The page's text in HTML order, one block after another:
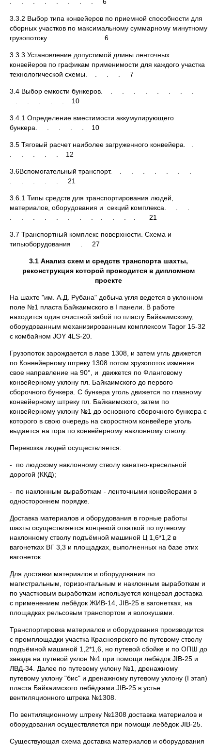
3.3.2 Выбор типа конвейеров по приемной способности для
сборных участков по максимальному суммарному минутному
грузопотоку. . . . . 6
3.3.3 Установление допустимой длины ленточных
конвейеров по графикам применимости для каждого участка
технологической схемы. . . . 7
3.4 Выбор емкости бункеров. . . . . . . . .
. . . . . 10
3.4.1 Определение вместимости аккумулирующего
бункера. . . . . 10
3.5 Тяговый расчет наиболее загруженного конвейера. .
. . . . . 12
3.6Вспомогательный транспорт. . . . . . . .
. . . . . 21
3.6.1 Типы средств для транспортирования людей,
материалов, оборудования и секций комплекса. . .
. . . . . . . . . . . . 21
3.7 Транспортный комплекс поверхности. Схема и
типыоборудования . 27
3.1 Анализ схем и средств транспорта шахты,
реконструкция которой проводится в дипломном
проекте
На шахте "им. А.Д. Рубана" добыча угля ведется в уклонном
поле №1 пласта Байкаимского в I панели. В работе
находится один очистной забой по пласту Байкаимскому,
оборудованным механизированным комплексом Tagor 15-32
с комбайном JOY 4LS-20.
Грузопоток зарождается в лаве 1308, и затем угль движется
по Конвейерному штреку 1308 потом зрузопоток изменяя
свое направление на 90°, и движется по Фланговому
конвейерному уклону пл. Байкаимского до первого
сборочного бункера. С бункера уголь движется по главному
конвейерному штреку пл. Байкаимского, затем по
конвейерному уклону №1 до основного сборочного бункера с
которого в свою очередь на скоростном конвейере уголь
выдается на гора по конвейерному наклонному стволу.
Перевозка людей осуществляется:
- по людскому наклонному стволу канатно-кресельной
дорогой (ККД);
- по наклонным выработкам - ленточными конвейерами в
одностороннем порядке.
Доставка материалов и оборудования в горные работы
шахты осуществляется концевой откаткой по путевому
наклонному стволу подъёмной машиной Ц 1,6*1,2 в
вагонетках ВГ 3,3 и площадках, выполненных на базе этих
вагонеток.
Для доставки материалов и оборудования по
магистральным, горизонтальным и наклонным выработкам и
по участковым выработкам используется концевая доставка
с применением лебёдок ЖИВ-14, JIB-25 в вагонетках, на
площадках рельсовым транспортом и волокушами.
Транспортировка материалов и оборудования производится
с промплощадки участка Красноярского по путевому стволу
подъёмной машиной 1,2*1,6, но путевой сбойке и по ОПШ до
заезда на путевой уклон №1 при помощи лебёдок JIB-25 и
ЛВД-34. Далее по путевому уклону №1, дренажному
путевому уклону "бис" и дренажному путевому уклону (I этап)
пласта Байкаимского лебёдками JIB-25 в устье
вентиляционного штрека №1308.
По вентиляционному штреку №1308 доставка материалов и
оборудования осуществляется при помощи лебёдок JIB-25.
Существующая схема доставка материалов и оборудования